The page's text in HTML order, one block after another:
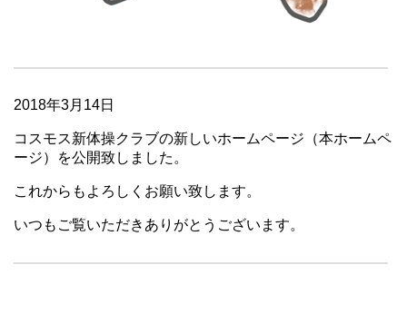
2018年3月14日
コスモス新体操クラブの新しいホームページ（本ホームペ
ージ）を公開致しました。
これからもよろしくお願い致します。
いつもご覧いただきありがとうございます。